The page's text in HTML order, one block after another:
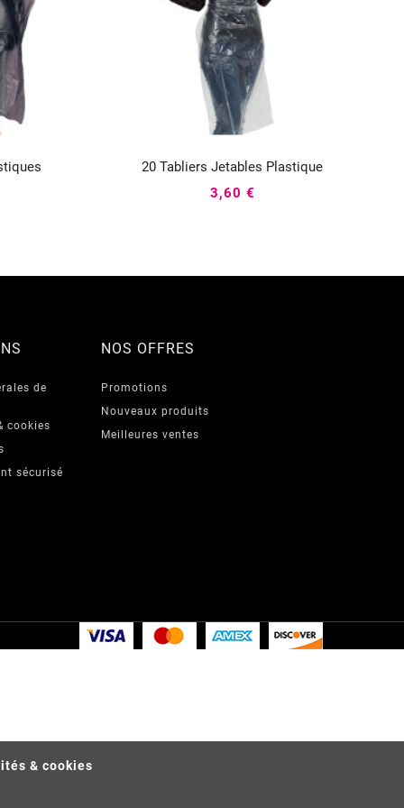
& cookies
20 Tabliers Jetables Plastique
3,60 €
de
cookies
sécurisé
NOS OFFRES
Promotions
Nouveaux produits
Meilleures ventes